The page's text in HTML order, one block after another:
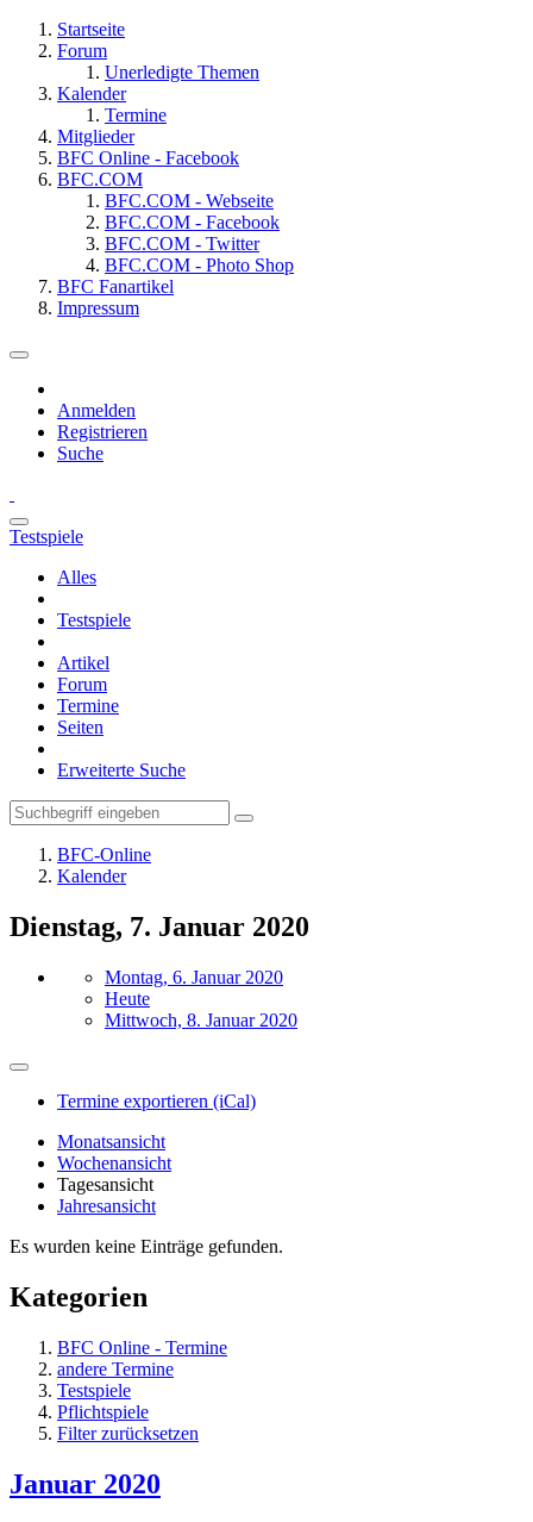
Startseite
Forum
Unerledigte Themen
Kalender
Termine
Mitglieder
BFC Online - Facebook
BFC.COM
BFC.COM - Webseite
BFC.COM - Facebook
BFC.COM - Twitter
BFC.COM - Photo Shop
BFC Fanartikel
Impressum
Anmelden
Registrieren
Suche
Testspiele
Alles
Testspiele
Artikel
Forum
Termine
Seiten
Erweiterte Suche
BFC-Online
Kalender
Dienstag, 7. Januar 2020
Montag, 6. Januar 2020
Heute
Mittwoch, 8. Januar 2020
Termine exportieren (iCal)
Monatsansicht
Wochenansicht
Tagesansicht
Jahresansicht
Es wurden keine Einträge gefunden.
Kategorien
BFC Online - Termine
andere Termine
Testspiele
Pflichtspiele
Filter zurücksetzen
Januar 2020